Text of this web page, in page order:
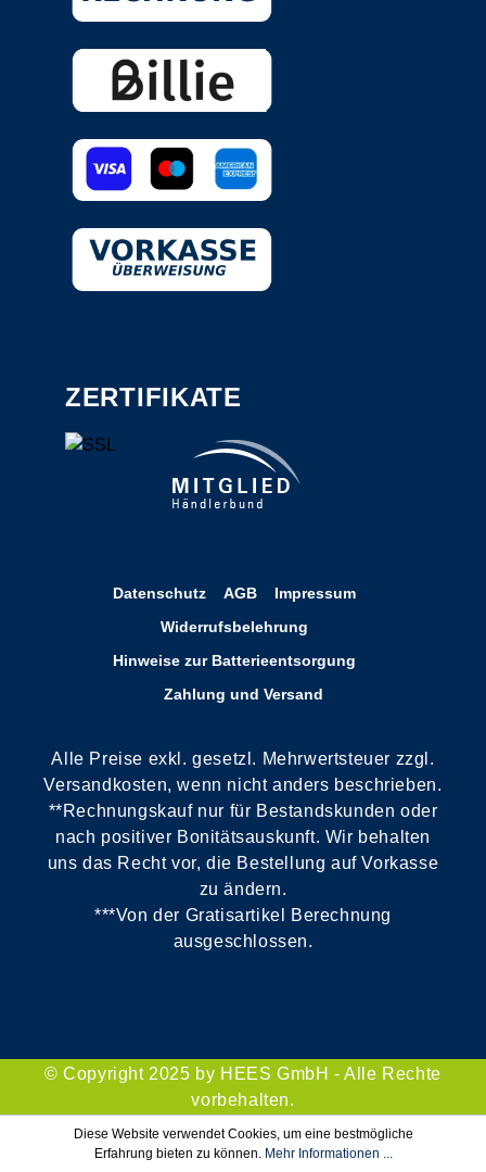
ZERTIFIKATE
Datenschutz AGB
Impressum
Widerrufsbelehrung
Hinweise zur Batterieentsorgung
Zahlung und Versand
Alle Preise exkl. gesetzl. Mehrwertsteuer zzgl.
Versandkosten, wenn nicht anders beschrieben.
**Rechnungskauf nur für Bestandskunden oder
nach positiver Bonitätsauskunft. Wir behalten
uns das Recht vor, die Bestellung auf Vorkasse
zu ändern.
***Von der Gratisartikel Berechnung
ausgeschlossen.
© Copyright 2025 by HEES GmbH - Alle Rechte
vorbehalten.
Diese Website verwendet Cookies, um eine bestmögliche
Erfahrung bieten zu können. Mehr Informationen ...